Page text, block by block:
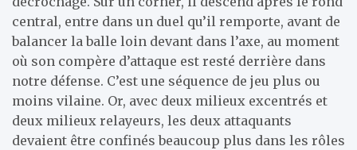
central, entre dans un duel qu’il remporte, avant de
balancer la balle loin devant dans l’axe, au moment
où son compère d’attaque est resté derrière dans
notre défense. C’est une séquence de jeu plus ou
moins vilaine. Or, avec deux milieux excentrés et
deux milieux relayeurs, les deux attaquants
devaient être confinés beaucoup plus dans les rôles